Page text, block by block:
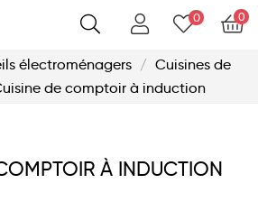
0
0
électroménagers
Cuisines de
de comptoir à induction
À INDUCTION